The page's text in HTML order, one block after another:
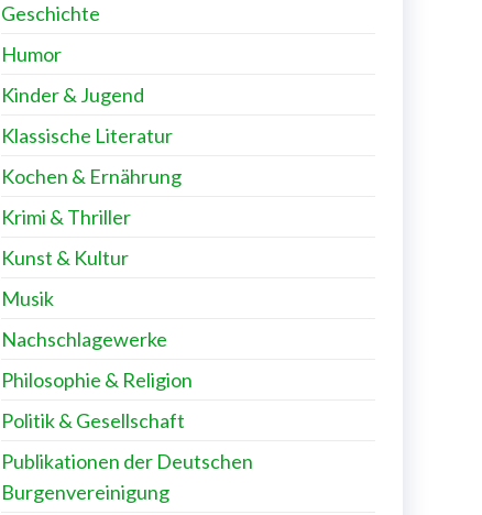
Geschichte
Humor
Kinder & Jugend
Klassische Literatur
Kochen & Ernährung
Krimi & Thriller
Kunst & Kultur
Musik
Nachschlagewerke
Philosophie & Religion
Politik & Gesellschaft
Publikationen der Deutschen
Burgenvereinigung